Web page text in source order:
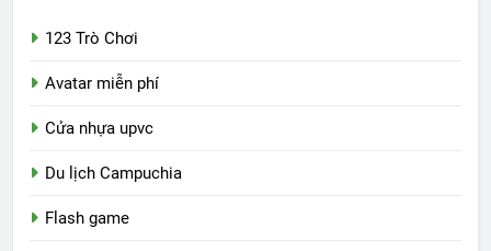
123 Trò Chơi
Avatar miễn phí
Cửa nhựa upvc
Du lịch Campuchia
Flash game